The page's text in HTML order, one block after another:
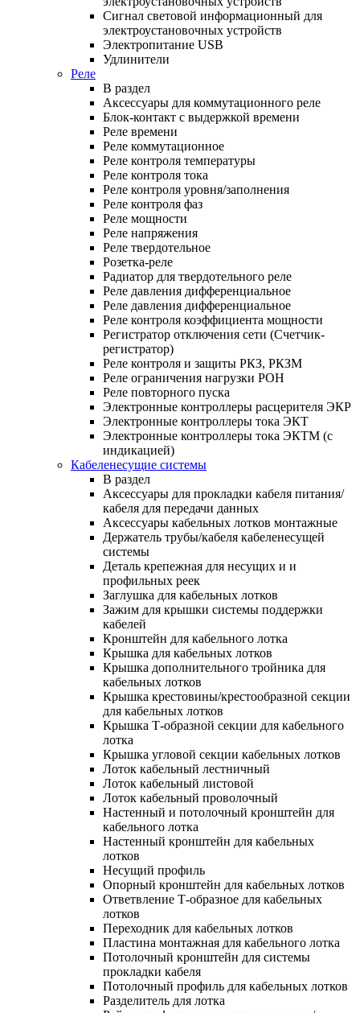
Сигнал световой информационный для
электроустановочных устройств
Электропитание USB
Удлинители
Реле
В раздел
Аксессуары для коммутационного реле
Блок-контакт с выдержкой времени
Реле времени
Реле коммутационное
Реле контроля температуры
Реле контроля тока
Реле контроля уровня/заполнения
Реле контроля фаз
Реле мощности
Реле напряжения
Реле твердотельное
Розетка-реле
Радиатор для твердотельного реле
Реле давления дифференциальное
Реле давления дифференциальное
Реле контроля коэффициента мощности
Регистратор отключения сети (Счетчик-
регистратор)
Реле контроля и защиты РКЗ, РКЗМ
Реле ограничения нагрузки РОН
Реле повторного пуска
Электронные контроллеры расцерителя ЭКР
Электронные контроллеры тока ЭКТ
Электронные контроллеры тока ЭКТМ (с
индикацией)
Кабеленесущие системы
В раздел
Аксессуары для прокладки кабеля питания/
кабеля для передачи данных
Аксессуары кабельных лотков монтажные
Держатель трубы/кабеля кабеленесущей
системы
Деталь крепежная для несущих и и
профильных реек
Заглушка для кабельных лотков
Зажим для крышки системы поддержки
кабелей
Кронштейн для кабельного лотка
Крышка для кабельных лотков
Крышка дополнительного тройника для
кабельных лотков
Крышка крестовины/крестообразной секции
для кабельных лотков
Крышка Т-образной секции для кабельного
лотка
Крышка угловой секции кабельных лотков
Лоток кабельный лестничный
Лоток кабельный листовой
Лоток кабельный проволочный
Настенный и потолочный кронштейн для
кабельного лотка
Настенный кронштейн для кабельных
лотков
Несущий профиль
Опорный кронштейн для кабельных лотков
Ответвление Т-образное для кабельных
лотков
Переходник для кабельных лотков
Пластина монтажная для кабельного лотка
Потолочный кронштейн для системы
прокладки кабеля
Потолочный профиль для кабельных лотков
Разделитель для лотка